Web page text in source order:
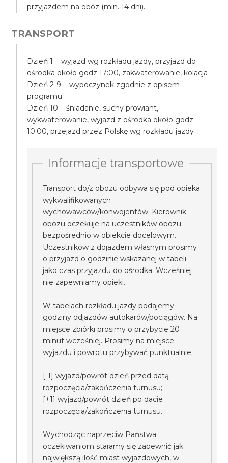
przyjazdem na obóz (min. 14 dni).
TRANSPORT
Dzień 1 wyjazd wg rozkładu jazdy, przyjazd do
ośrodka około godz 17:00, zakwaterowanie, kolacja
Dzień 2-9 wypoczynek zgodnie z opisem
programu
Dzień 10 śniadanie, suchy prowiant,
wykwaterowanie, wyjazd z ośrodka około godz
10:00, przejazd przez Polskę wg rozkładu jazdy
Informacje transportowe
Transport do/z obozu odbywa się pod opieka
wykwalifikowanych
wychowawców/konwojentów. Kierownik
obozu oczekuje na uczestników obozu
bezpośrednio w obiekcie docelowym.
Uczestników z dojazdem własnym prosimy
o przyjazd o godzinie wskazanej w tabeli
jako czas przyjazdu do ośrodka. Wcześniej
nie zapewniamy opieki.
W tabelach rozkładu jazdy podajemy
godziny odjazdów autokarów/pociągów. Na
miejsce zbiórki prosimy o przybycie 20
minut wcześniej. Prosimy na miejsce
wyjazdu i powrotu przybywać punktualnie.
[-1] wyjazd/powrót dzień przed datą
rozpoczęcia/zakończenia turnusu;
[+1] wyjazd/powrót dzień po dacie
rozpoczęcia/zakończenia turnusu.
Wychodząc naprzeciw Państwa
oczekiwaniom staramy się zapewnić jak
największą ilość miast wyjazdowych, w